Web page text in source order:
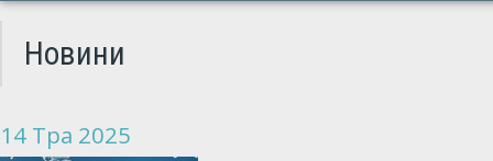
Новини
14 Тра 2025